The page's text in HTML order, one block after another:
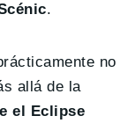
.
no
allá de la
el Eclipse